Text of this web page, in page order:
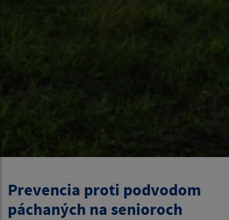
Prevencia proti podvodom
páchaných na senioroch